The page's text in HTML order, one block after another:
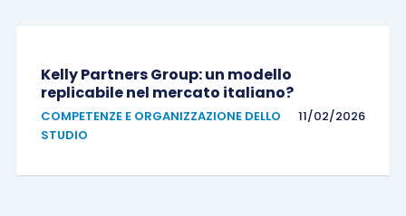
Kelly Partners Group: un modello
replicabile nel mercato italiano?
COMPETENZE E ORGANIZZAZIONE DELLO
STUDIO
11/02/2026